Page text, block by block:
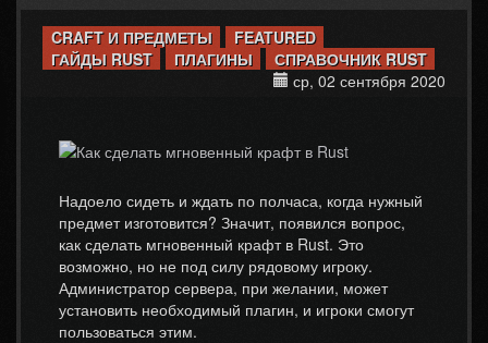
CRAFT И ПРЕДМЕТЫ
FEATURED
ГАЙДЫ RUST
ПЛАГИНЫ
СПРАВОЧНИК RUST
ср, 02 сентября 2020
Надоело сидеть и ждать по полчаса, когда нужный
предмет изготовится? Значит, появился вопрос,
как сделать мгновенный крафт в Rust. Это
возможно, но не под силу рядовому игроку.
Администратор сервера, при желании, может
установить необходимый плагин, и игроки смогут
пользоваться этим.